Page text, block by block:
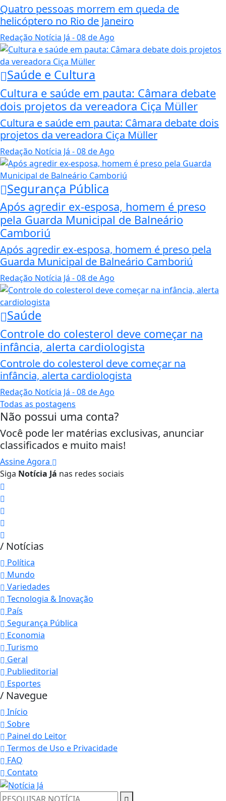
Quatro pessoas morrem em queda de
helicóptero no Rio de Janeiro
Redação Notícia Já - 08 de Ago
Saúde e Cultura
Cultura e saúde em pauta: Câmara debate
dois projetos da vereadora Ciça Müller
Cultura e saúde em pauta: Câmara debate dois
projetos da vereadora Ciça Müller
Redação Notícia Já - 08 de Ago
Segurança Pública
Após agredir ex-esposa, homem é preso
pela Guarda Municipal de Balneário
Camboriú
Após agredir ex-esposa, homem é preso pela
Guarda Municipal de Balneário Camboriú
Redação Notícia Já - 08 de Ago
Saúde
Controle do colesterol deve começar na
infância, alerta cardiologista
Controle do colesterol deve começar na
infância, alerta cardiologista
Redação Notícia Já - 08 de Ago
Todas as postagens
Não possui uma conta?
Você pode ler matérias exclusivas, anunciar
classificados e muito mais!
Assine Agora
Siga Notícia Já nas redes sociais
/ Notícias
Política
Mundo
Variedades
Tecnologia & Inovação
País
Segurança Pública
Economia
Turismo
Geral
Publieditorial
Esportes
/ Navegue
Início
Sobre
Painel do Leitor
Termos de Uso e Privacidade
FAQ
Contato